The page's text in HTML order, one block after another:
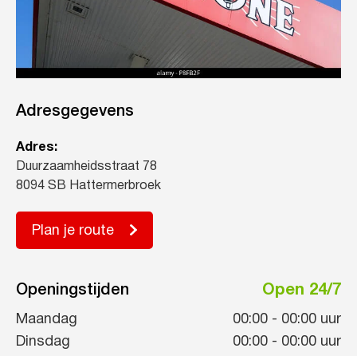
Adresgegevens
Adres:
Duurzaamheidsstraat 78
8094 SB Hattermerbroek
Plan je route
Openingstijden Open 24/7
Maandag 00:00 - 00:00 uur
Dinsdag
00:00 - 00:00 uur